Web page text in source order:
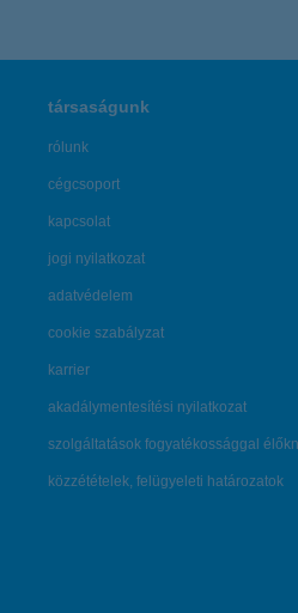
társaságunk
rólunk
cégcsoport
kapcsolat
jogi nyilatkozat
adatvédelem
cookie szabályzat
karrier
akadálymentesítési nyilatkozat
szolgáltatások fogyatékossággal
közzétételek, felügyeleti határozatok